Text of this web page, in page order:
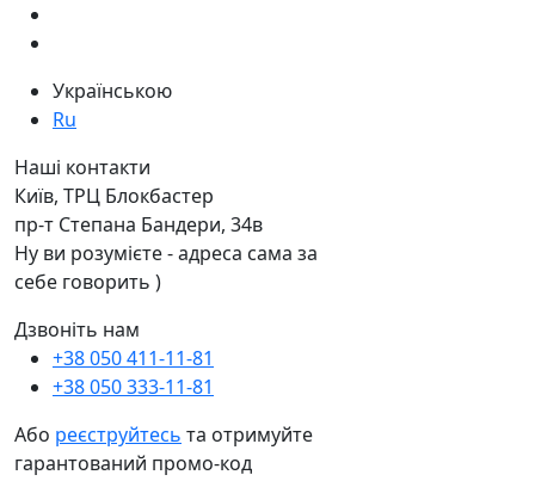
Українською
Ru
Наші контакти
Київ, ТРЦ Блокбастер
пр-т Степана Бандери, 34в
Ну ви розумієте - адреса сама за
себе говорить )
Дзвоніть нам
+38 050 411-11-81
+38 050 333-11-81
Або реєструйтесь та отримуйте
гарантований промо-код